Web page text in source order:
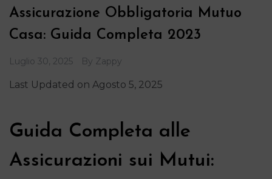
Assicurazione Obbligatoria Mutuo
Casa: Guida Completa 2023
Luglio 30, 2025 By Zappy
Last Updated on Agosto 5, 2025
Guida Completa alle
Assicurazioni sui Mutui: